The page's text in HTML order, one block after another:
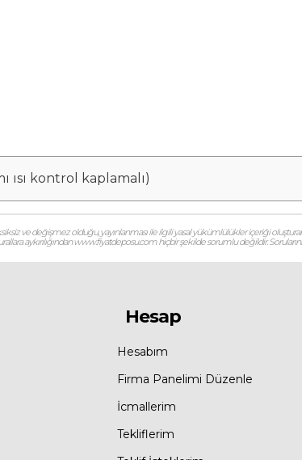
ısı kontrol kaplamalı)
ve değişmez olduğu, yayınlanması ile ilgili yasal yükümlülükler içeriği
aykırılığından www.fiyatdeposu.com hiçbir şekilde sorumlu değildir.
Hesap
Hesabım
Firma Panelimi Düzenle
İcmallerim
Tekliflerim